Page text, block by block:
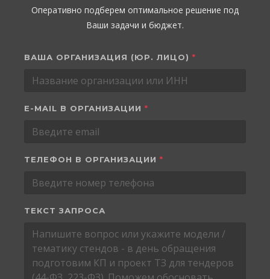
Оперативно подберем оптимальное решение под
Ваши задачи и бюджет.
ВАША ОРГАНИЗАЦИЯ (ЮР. ЛИЦО) *
E-MAIL В ОРГАНИЗАЦИИ *
ТЕЛЕФОН В ОРГАНИЗАЦИИ *
ТЕКСТ ЗАПРОСА